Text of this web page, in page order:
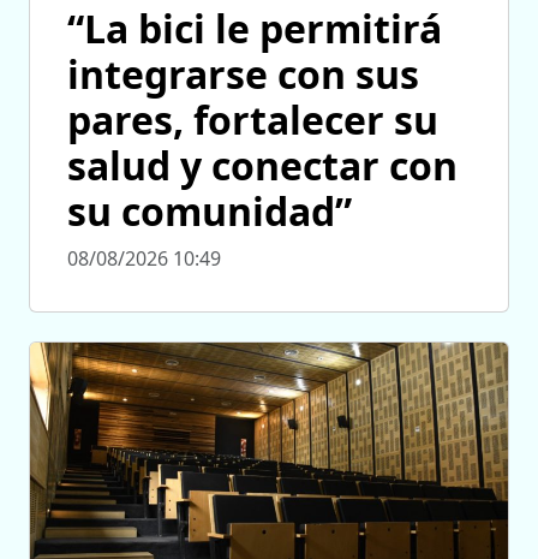
“La bici le permitirá
integrarse con sus
pares, fortalecer su
salud y conectar con
su comunidad”
08/08/2026 10:49